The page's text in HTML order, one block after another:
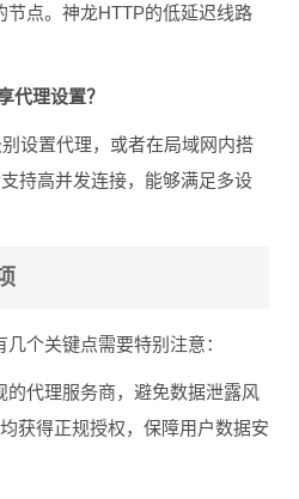
节点。神龙HTTP的低延迟线路
代理设置？
设置代理，或者在局域网内搭
持高并发连接，能够满足多设
个关键点需要特别注意：
的代理服务商，避免数据泄露风
获得正规授权，保障用户数据安